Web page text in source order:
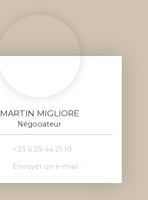
MARTIN MIGLIORE
Négociateur
+33 6 29 44 21 10
Envoyer un e-mail